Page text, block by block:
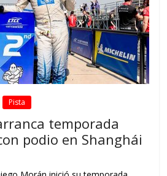
Pista
temporada
podio en Shanghái